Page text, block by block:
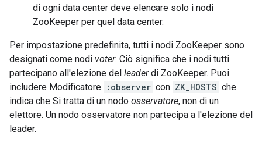
di ogni data center deve elencare solo i nodi
ZooKeeper per quel data center.
Per impostazione predefinita, tutti i nodi ZooKeeper sono
designati come nodi voter. Ciò significa che i nodi tutti
partecipano all'elezione del leaderdi ZooKeeper. Puoi
includere Modificatore :observer con ZK_HOSTS che
indica che Si tratta di un nodo osservatore, non di un
elettore. Un nodo osservatore non partecipa a l'elezione del
leader.